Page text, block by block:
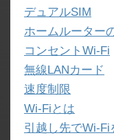
デュアルSIM
ホームルーター
コンセントWi-Fi
無線LANカード
速度制限
Wi-Fiとは
引越し先でWi-Fi